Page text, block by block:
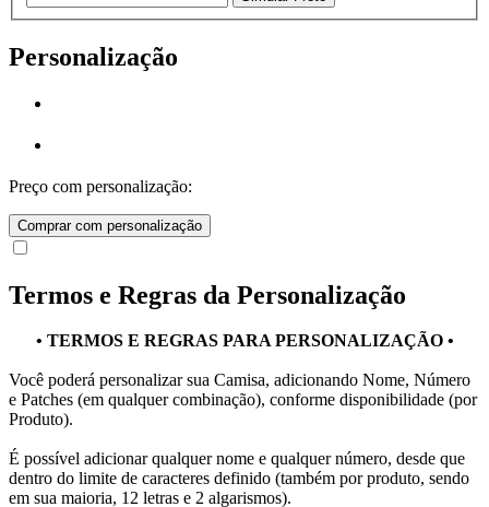
Personalização
Preço com personalização:
Comprar com personalização
Termos e Regras da Personalização
• TERMOS E REGRAS PARA PERSONALIZAÇÃO •
Você poderá personalizar sua Camisa, adicionando Nome, Número
e Patches (em qualquer combinação), conforme disponibilidade (por
Produto).
É possível adicionar qualquer nome e qualquer número, desde que
dentro do limite de caracteres definido (também por produto, sendo
em sua maioria, 12 letras e 2 algarismos).